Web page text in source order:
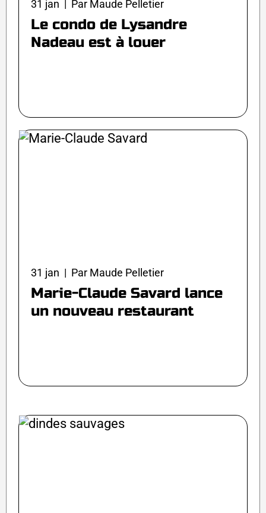
31 jan | Par Maude Pelletier
Le condo de Lysandre
Nadeau est à louer
31 jan | Par Maude Pelletier
Marie-Claude Savard lance
un nouveau restaurant